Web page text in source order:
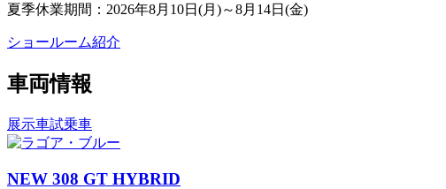
夏季休業期間：2026年8月10日(月)～8月14日(金)
ショールーム紹介
車両情報
展示車試乗車
NEW 308 GT HYBRID